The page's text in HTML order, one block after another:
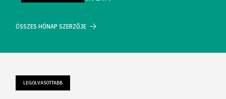
ÖSSZES HÓNAP SZERZŐJE
LEGOLVASOTTABB